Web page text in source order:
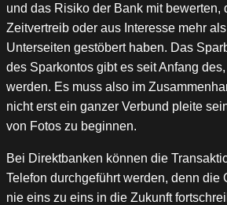
und das Risiko der Bank mit bewerten,
Zeitvertreib oder aus Interesse mehr
Unterseiten gestöbert haben. Das
des Sparkontos gibt es seit Anfang
werden. Es muss also im
nicht erst ein ganzer Verbund pleite
von Fotos zu beginnen.
Bei Direktbanken können die
Telefon durchgeführt werden, denn die
nie eins zu eins in die Zukunft